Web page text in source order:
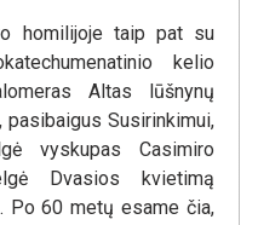
homilijoje taip pat su
kelio
Altas lūšnynų
pasibaigus Susirinkimui,
vyskupas Casimiro
Dvasios kvietimą
Po 60 metų esame čia,